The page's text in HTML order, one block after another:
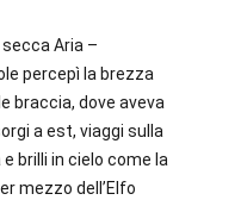
Aria –
percepì la brezza
braccia, dove aveva
a est, viaggi sulla
brilli in cielo come la
mezzo dell’Elfo